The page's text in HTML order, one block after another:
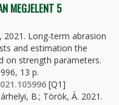
MEGJELENT 5
2021. Long-term abrasion
and estimation the
on strength parameters.
13 p.
[Q1]
B.; Török, Á. 2021.